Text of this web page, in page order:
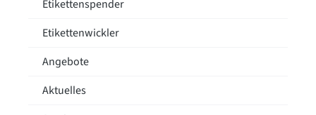
Etikettenspender
Etikettenwickler
Angebote
Aktuelles